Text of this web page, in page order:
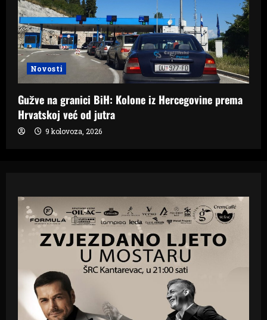
Novosti
Gužve na granici BiH: Kolone iz Hercegovine prema
Hrvatskoj već od jutra
9 kolovoza, 2026